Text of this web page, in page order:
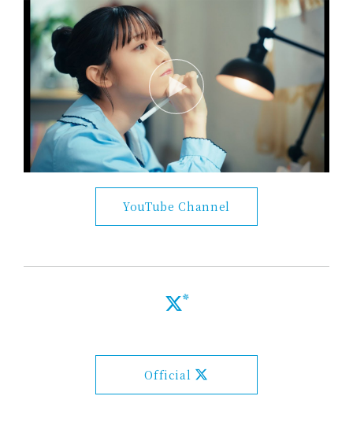
YouTube Channel
Official